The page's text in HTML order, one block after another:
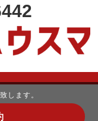
します。